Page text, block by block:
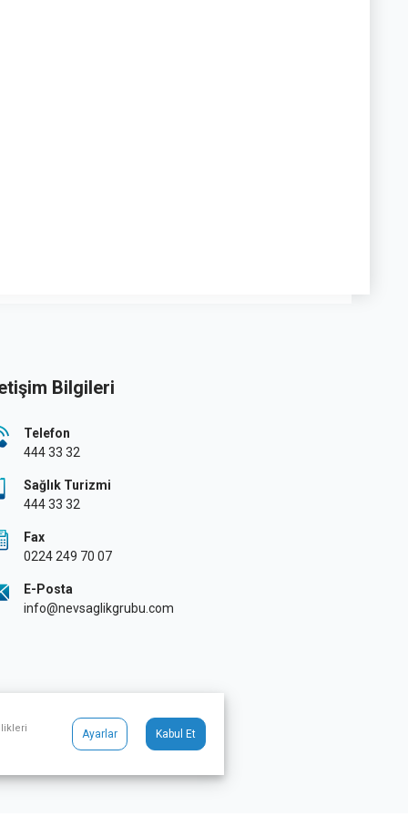
Bilgileri
Telefon
444 33 32
Sağlık Turizmi
444 33 32
Fax
0224 249 70 07
E-Posta
info@nevsaglikgrubu.com
Ayarlar Kabul Et